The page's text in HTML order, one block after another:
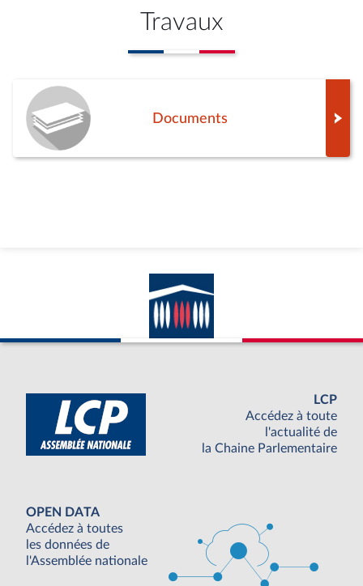
Travaux
Documents
LCP
Accédez à toute
l'actualité de
la Chaine Parlementaire
OPEN DATA
Accédez à toutes
les données de
l'Assemblée nationale